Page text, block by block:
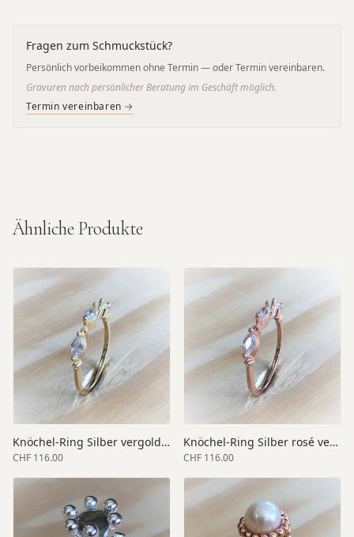
Fragen zum Schmuckstück?
Persönlich vorbeikommen ohne Termin — oder Termin vereinbaren.
Gravuren nach persönlicher Beratung im Geschäft möglich.
Termin vereinbaren →
Ähnliche Produkte
Knöchel-Ring Silber vergoldet mit Zirkonia
CHF 116.00
Knöchel-Ring Silber rosé vergoldet
CHF 116.00